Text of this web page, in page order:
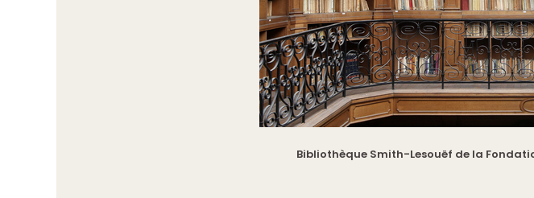
Bibliothèque Smith-Lesouëf de la